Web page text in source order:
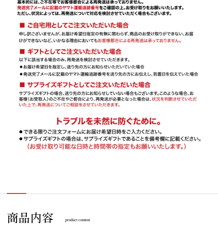
商品内容 product content